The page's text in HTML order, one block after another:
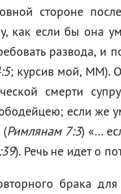
стороне
как если бы она
развода, и
; курсив мой, ММ).
смерти
если же
(Римлянам 7:3) «…
). Речь не идет о
брака